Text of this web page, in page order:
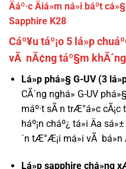
Äáº·c Äiá»m ná»i báº­t
Sapphire K28
Cáº¥u táº¡o 5 lá»p
vÃ nÃ¢ng táº§m khÃ´ng
Lá»p phá»§ G-UV (3
CÃ´ng nghá» G-UV
máº·t sÃ n trÆ°á»c cÃ¡c
háº¡n cháº¿ tá»i Äa
´n tÆ°Æ¡i má»i vÃ bá»n
Lá»p sapphire chá»ng